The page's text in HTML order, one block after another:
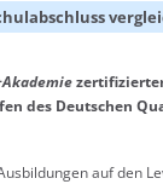
des Deutschen
auf den